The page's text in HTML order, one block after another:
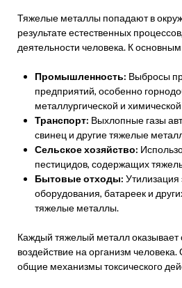
Тяжелые металлы попадают в
результате естественных
деятельности человека. К
Промышленность: Выбросы
предприятий, особенно
металлургической и
Транспорт: Выхлопные газы
свинец и другие тяжелые
Сельское хозяйство:
пестицидов, содержащих
Бытовые отходы: Утилизация
оборудования, батареек и
тяжелые металлы.
Каждый тяжелый металл
воздействие на организм
общие механизмы токсического